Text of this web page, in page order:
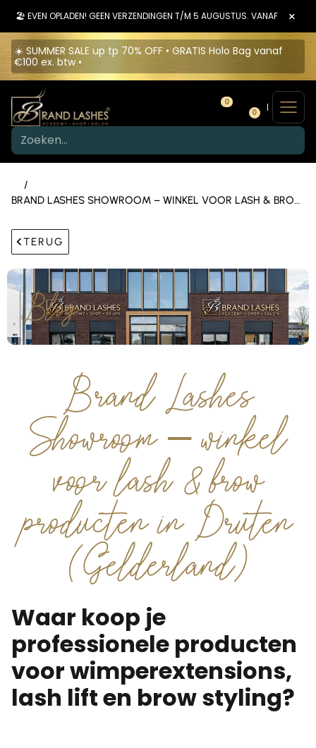
🏖️ EVEN OPLADEN! GEEN VERZENDINGEN T/M 5 AUGUSTUS. VANAF 6 ×
☀️ SUMMER SALE up tp 70% OFF • GRATIS Holo Bag vanaf
€100 ex. btw •
0
0
/
BRAND LASHES SHOWROOM – WINKEL VOOR LASH & BROW
TERUG
Blog
Brand Lashes
Showroom – winkel
voor lash & brow
producten in Druten
(Gelderland)
Waar koop je
professionele producten
voor wimperextensions,
lash lift en brow styling?